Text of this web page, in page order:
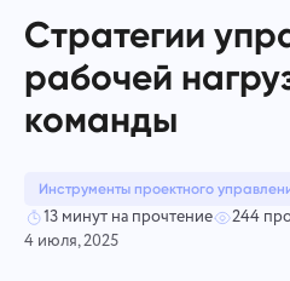
日本
বাংলা
Cтратегии
рабочей
команды
Инструменты проектного
13 минут на прочтение 244
4 июля, 2025
Возможности Taskee
Узнайте о 7 вдохновляющих
Смотреть все возможности
Отслеживание
Отслеживайте время на
Для команд
Индустрии